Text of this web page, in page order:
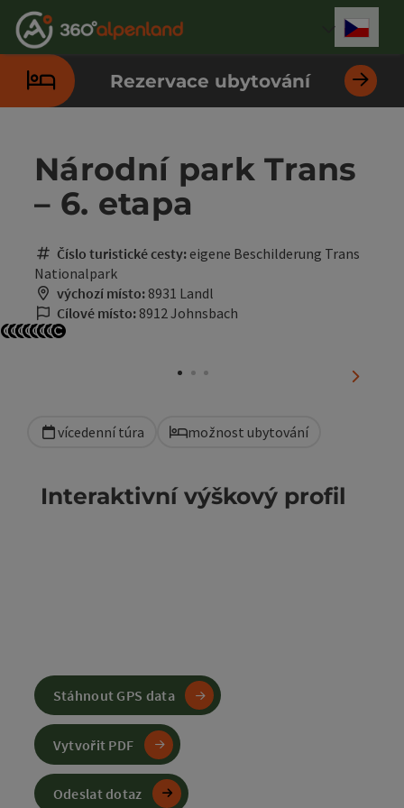
Obsah
Navigace
Začátek stránky
Kontakt
Hledám
Impressum
Pokyny k používání webové stránky
Úvodní strana
Volba
Rezervace ubytování
Národní park Trans
– 6. etapa
Číslo turistické cesty: eigene Beschilderung Trans
Nationalpark
výchozí místo: 8931 Landl
Cílové místo: 8912 Johnsbach
vícedenní túra možnost ubytování
Interaktivní výškový profil
Stáhnout GPS data
Vytvořit PDF
Odeslat dotaz